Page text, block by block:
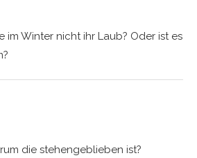
im Winter nicht ihr Laub? Oder ist es
die stehengeblieben ist?